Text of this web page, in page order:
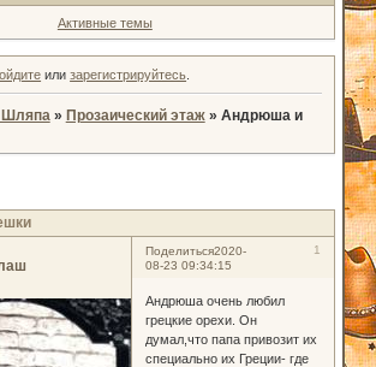
Активные темы
илизарегистрируйтесь
Шляпа » Прозаический этаж » Андрюша и
Поделиться 1
2020-
08-23 09:34:15
Андрюша очень любил
грецкие орехи. Он
думал,что папа привозит их
специально их Греции- где